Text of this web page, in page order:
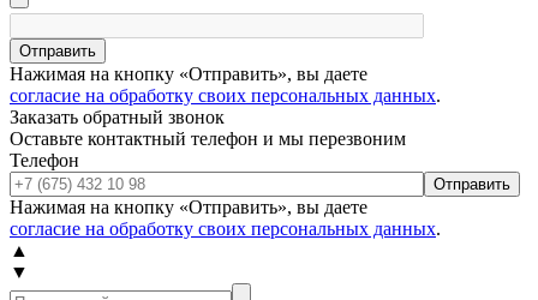
Отправить
Нажимая на кнопку «Отправить», вы даете
согласие на обработку своих персональных данных.
Заказать обратный звонок
Оставьте контактный телефон и мы перезвоним
Телефон
Отправить
Нажимая на кнопку «Отправить», вы даете
согласие на обработку своих персональных данных.
▲
▼